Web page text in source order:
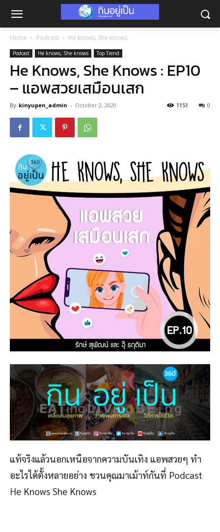
Home Podcast He knows, She knows
Podcast He knows, She knows Top Trend
He Knows, She Knows : EP10
– แอพสวยเสมือนเสก
By kinyupen_admin - October 2, 2020 0
1151
แท้จริงแล้วนอกเหนือจากความบันเทิง แอพสวยๆ ทำ
อะไรได้ตั้งหลายอย่าง ชวนคุณมาเม้าท์กันที่ Podcast
He Knows She Knows